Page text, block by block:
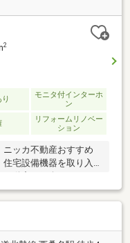
2
モニタ付インターホ
ン
リフォームリノベー
ション
ニッカ不動産おすすめ
宅設備機器を取り入
動産ご紹介からリノ
ニッカ不動産にお任せ
ローンに組込めます／
お問合せはこちらま
無料】ニッカ不動産